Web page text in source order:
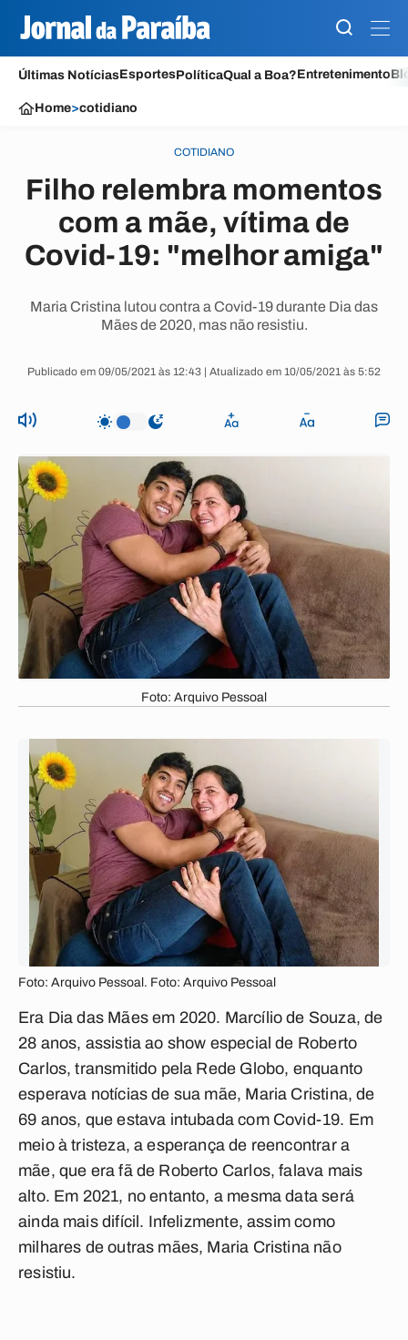
Últimas NotíciasEsportesPolíticaQual a Boa?Entretenimento
Home>cotidiano
COTIDIANO
Filho relembra momentos
com a mãe, vítima de
Covid-19: "melhor amiga"
Maria Cristina lutou contra a Covid-19 durante Dia das
Mães de 2020, mas não resistiu.
Publicado em 09/05/2021 às 12:43 | Atualizado em 10/05/2021 às 5:52
Foto: Arquivo Pessoal
Foto: Arquivo Pessoal. Foto: Arquivo Pessoal
Era Dia das Mães em 2020. Marcílio de Souza, de
28 anos, assistia ao show especial de Roberto
Carlos, transmitido pela Rede Globo, enquanto
esperava notícias de sua mãe, Maria Cristina, de
69 anos, que estava intubada com Covid-19. Em
meio à tristeza, a esperança de reencontrar a
mãe, que era fã de Roberto Carlos, falava mais
alto. Em 2021, no entanto, a mesma data será
ainda mais difícil. Infelizmente, assim como
milhares de outras mães, Maria Cristina não
resistiu.